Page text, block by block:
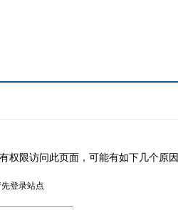
权限访问此页面，可能有如下几个原因
登录站点